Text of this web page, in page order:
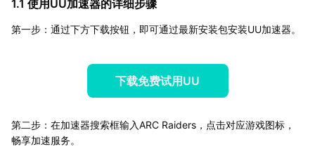
1.1 使用UU加速器的详细步骤
第一步：通过下方下载按钮，即可通过最新安装包安装UU加速器。
下载免费试用UU
第二步：在加速器搜索框输入ARC Raiders，点击对应游戏图标，
畅享加速服务。